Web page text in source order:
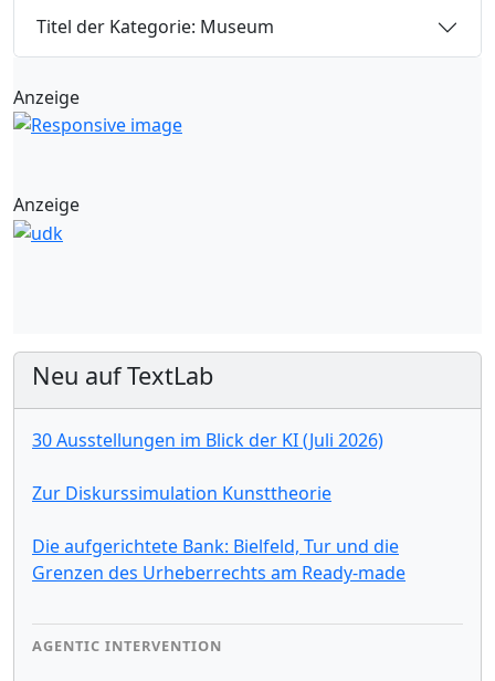
Titel der Kategorie: Museum
Anzeige
Anzeige
Neu auf TextLab
30 Ausstellungen im Blick der KI (Juli 2026)
Zur Diskurssimulation Kunsttheorie
Die aufgerichtete Bank: Bielfeld, Tur und die
Grenzen des Urheberrechts am Ready-made
AGENTIC INTERVENTION